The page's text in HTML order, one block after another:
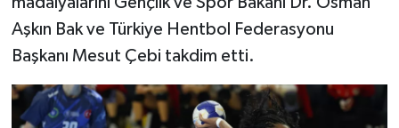
Aşkın Bak ve Türkiye Hentbol Federasyonu
Başkanı Mesut Çebi takdim etti.